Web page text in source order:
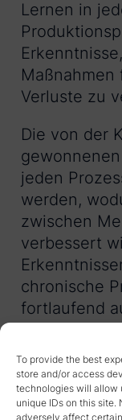
To provide the best
store and/or access
technologies will allow
unique IDs on this
adversely affect
Lernen in
Verluste zu
Die von der
jeden
werden,
zwischen
verbessert
chronische
fortlaufend
sporadische
Änderungen